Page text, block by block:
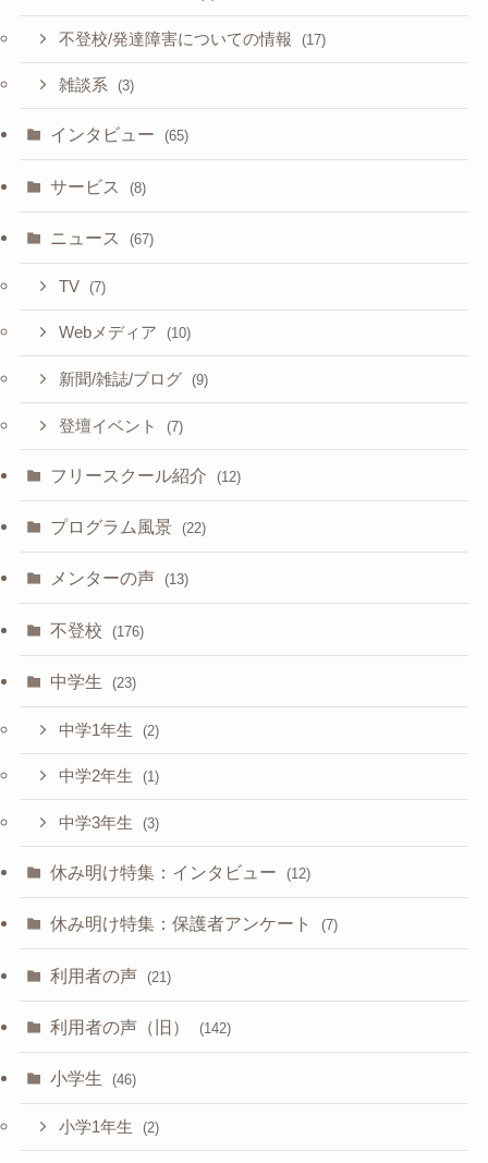
不登校/発達障害についての情報 (17)
雑談系 (3)
インタビュー (65)
サービス (8)
ニュース (67)
TV (7)
Webメディア (10)
新聞/雑誌/ブログ (9)
登壇イベント (7)
フリースクール紹介 (12)
プログラム風景 (22)
メンターの声 (13)
不登校 (176)
中学生 (23)
中学1年生 (2)
中学2年生 (1)
中学3年生 (3)
休み明け特集：インタビュー (12)
休み明け特集：保護者アンケート (7)
利用者の声 (21)
利用者の声（旧） (142)
小学生 (46)
小学1年生 (2)